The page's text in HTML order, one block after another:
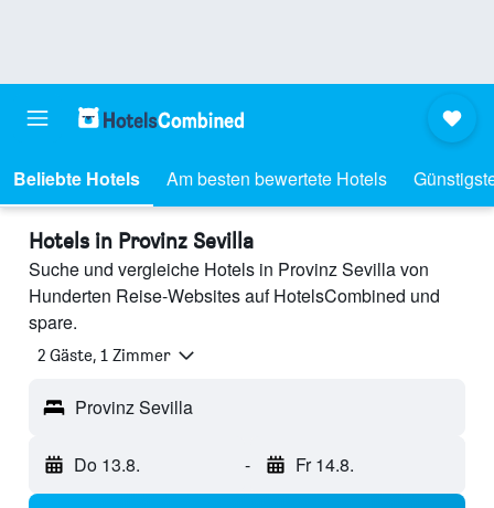
Beliebte Hotels Am besten bewertete Hotels
Hotels in Provinz Sevilla
Suche und vergleiche Hotels in Provinz Sevilla von
Hunderten Reise-Websites auf HotelsCombined und
spare.
2 Gäste, 1 Zimmer
Provinz Sevilla
Do 13.8. - Fr 14.8.